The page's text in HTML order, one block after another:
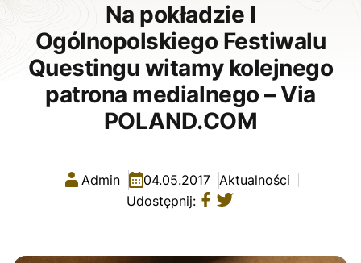
Kontakt
Na pokładzie I
Ogólnopolskiego Festiwalu
Questingu witamy kolejnego
patrona medialnego – Via
POLAND.COM
Admin 04.05.2017 Aktualności
Udostępnij: